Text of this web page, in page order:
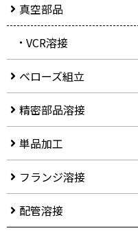
真空部品
VCR溶接
ベローズ組立
精密部品溶接
単品加工
フランジ溶接
配管溶接